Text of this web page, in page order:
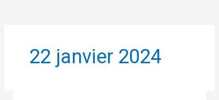
22 janvier 2024